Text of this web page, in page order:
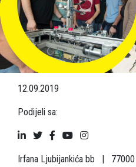
12.09.2019
Podijeli sa:
Irfana Ljubijankića bb |